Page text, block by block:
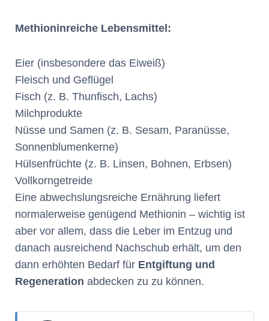
Methioninreiche Lebensmittel:
Eier (insbesondere das Eiweiß)
Fleisch und Geflügel
Fisch (z. B. Thunfisch, Lachs)
Milchprodukte
Nüsse und Samen (z. B. Sesam, Paranüsse,
Sonnenblumenkerne)
Hülsenfrüchte (z. B. Linsen, Bohnen, Erbsen)
Vollkorngetreide
Eine abwechslungsreiche Ernährung liefert
normalerweise genügend Methionin – wichtig ist
aber vor allem, dass die Leber im Entzug und
danach ausreichend Nachschub erhält, um den
dann erhöhten Bedarf für Entgiftung und
Regeneration abdecken zu zu können.